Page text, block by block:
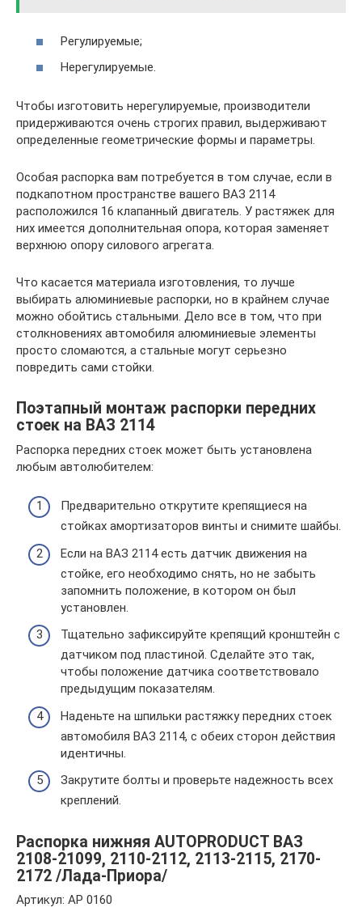
Регулируемые;
Нерегулируемые.
Чтобы изготовить нерегулируемые, производители
придерживаются очень строгих правил, выдерживают
определенные геометрические формы и параметры.
Особая распорка вам потребуется в том случае, если в
подкапотном пространстве вашего ВАЗ 2114
расположился 16 клапанный двигатель. У растяжек для
них имеется дополнительная опора, которая заменяет
верхнюю опору силового агрегата.
Что касается материала изготовления, то лучше
выбирать алюминиевые распорки, но в крайнем случае
можно обойтись стальными. Дело все в том, что при
столкновениях автомобиля алюминиевые элементы
просто сломаются, а стальные могут серьезно
повредить сами стойки.
Поэтапный монтаж распорки передних
стоек на ВАЗ 2114
Распорка передних стоек может быть установлена
любым автолюбителем:
Предварительно открутите крепящиеся на
стойках амортизаторов винты и снимите шайбы.
Если на ВАЗ 2114 есть датчик движения на
стойке, его необходимо снять, но не забыть
запомнить положение, в котором он был
установлен.
Тщательно зафиксируйте крепящий кронштейн с
датчиком под пластиной. Сделайте это так,
чтобы положение датчика соответствовало
предыдущим показателям.
Наденьте на шпильки растяжку передних стоек
автомобиля ВАЗ 2114, с обеих сторон действия
идентичны.
Закрутите болты и проверьте надежность всех
креплений.
Распорка нижняя AUTOPRODUCT ВАЗ
2108-21099, 2110-2112, 2113-2115, 2170-
2172 /Лада-Приора/
Артикул: AP 0160